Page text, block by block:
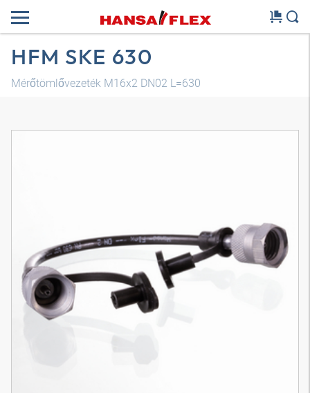
HFM SKE 630
Mérőtömlővezeték M16x2 DN02 L=630